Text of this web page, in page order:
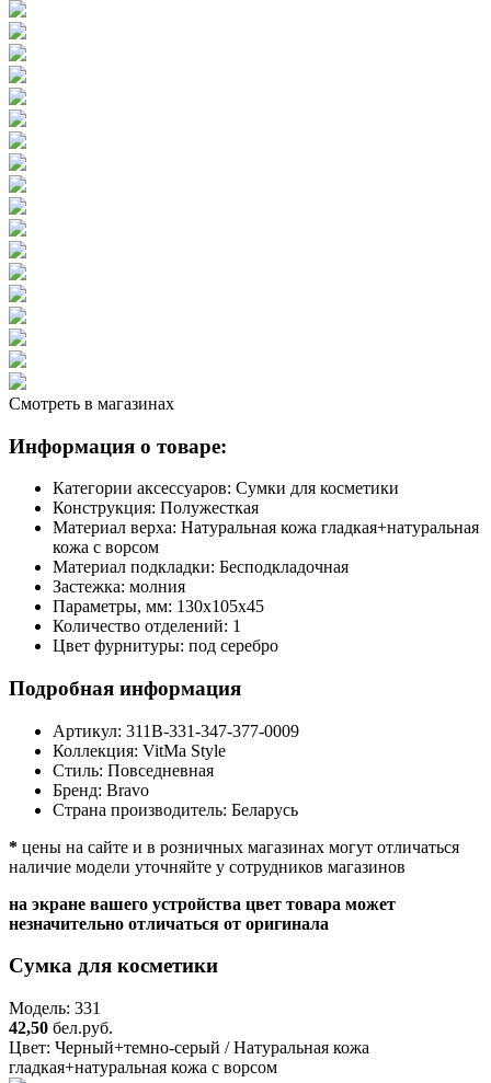
Смотреть в магазинах
Информация о товаре:
Категории аксессуаров: Сумки для косметики
Конструкция: Полужесткая
Материал верха: Натуральная кожа гладкая+натуральная
кожа с ворсом
Материал подкладки: Бесподкладочная
Застежка: молния
Параметры, мм: 130х105х45
Количество отделений: 1
Цвет фурнитуры: под серебро
Подробная информация
Артикул: 311B-331-347-377-0009
Коллекция: VitMa Style
Стиль: Повседневная
Бренд: Bravo
Страна производитель: Беларусь
* цены на сайте и в розничных магазинах могут отличаться
наличие модели уточняйте у сотрудников магазинов
на экране вашего устройства цвет товара может
незначительно отличаться от оригинала
Сумка для косметики
Модель: 331
42,50 бел.руб.
Цвет: Черный+темно-серый / Натуральная кожа
гладкая+натуральная кожа с ворсом